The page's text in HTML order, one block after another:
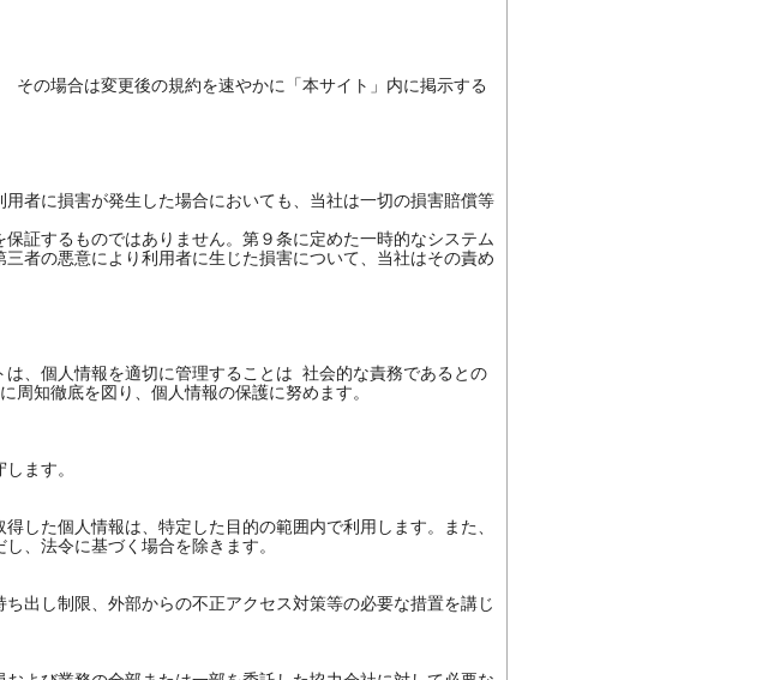
の場合は変更後の規約を速やかに「本サイト」内に掲示する
者に損害が発生した場合においても、当社は一切の損害賠償等
証するものではありません。第９条に定めた一時的なシステム
者の悪意により利用者に生じた損害について、当社はその責め
、個人情報を適切に管理することは 社会的な責務であるとの
知徹底を図り、個人情報の保護に努めます。
ます。
した個人情報は、特定した目的の範囲内で利用します。また、
、法令に基づく場合を除きます。
出し制限、外部からの不正アクセス対策等の必要な措置を講じ